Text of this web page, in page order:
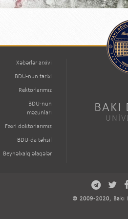
Xəbərlər arxivi
BDU-nun tarixi
Rektorlarımız
BDU-nun
məzunları
Fəxri doktorlarımız
BDU-da təhsil
Beynəlxalq əlaqələr
BAKI
© 2009-2020,